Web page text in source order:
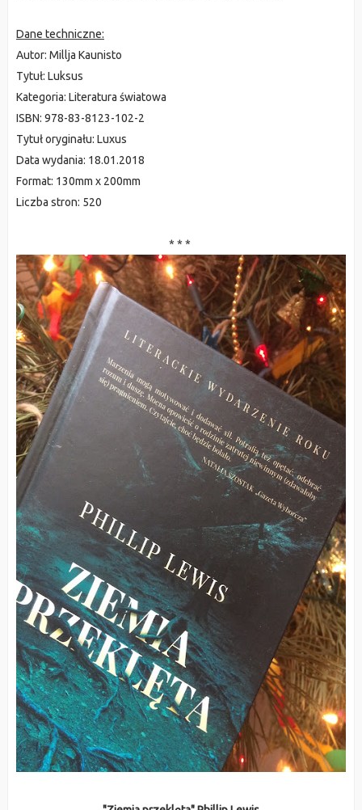
Dane techniczne:
Autor: Millja Kaunisto
Tytuł: Luksus
Kategoria: Literatura światowa
ISBN: 978-83-8123-102-2
Tytuł oryginału: Luxus
Data wydania: 18.01.2018
Format: 130mm x 200mm
Liczba stron: 520
* * *